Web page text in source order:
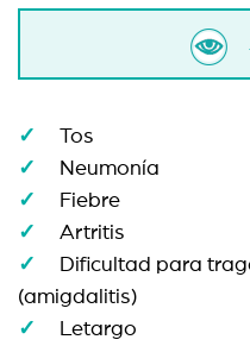
Tos
Neumonía
Fiebre
Artritis
Dificultad para
(amigdalitis)
Letargo